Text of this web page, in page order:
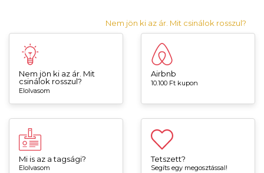
Nem jön ki az ár. Mit csinálok rosszul?
Nem jön ki az ár. Mit
csinálok rosszul?
Elolvasom
Airbnb
10.100 Ft kupon
Mi is az a tagsági?
Elolvasom
Tetszett?
Segíts egy megosztással!